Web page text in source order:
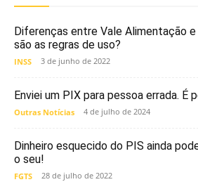
Diferenças entre Vale Alimentação e
são as regras de uso?
INSS 3 de junho de 2022
Enviei um PIX para pessoa errada. É
Outras Notícias 4 de julho de 2024
Dinheiro esquecido do PIS ainda
o seu!
FGTS 28 de julho de 2022